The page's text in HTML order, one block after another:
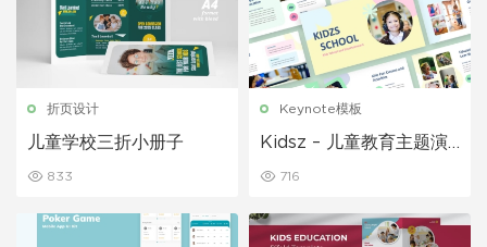
折页设计
儿童学校三折小册子
833
Keynote模板
Kidsz – 儿童教育主题演
716